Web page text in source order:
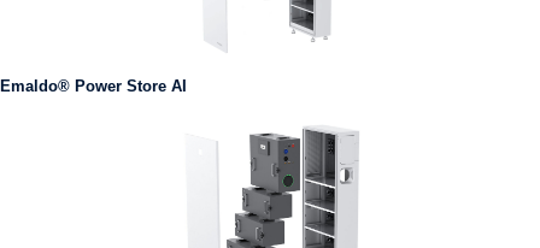
Emaldo® Power Store AI